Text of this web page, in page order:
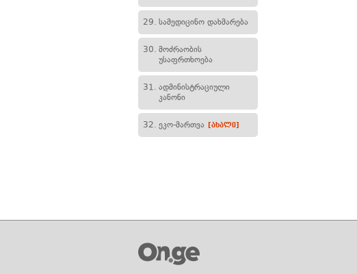
29. სამედიცინო დახმარება
30. მოძრაობის
უსაფრთხოება
31. ადმინისტრაციული
კანონი
32. ეკო-მართვა [ახალი]